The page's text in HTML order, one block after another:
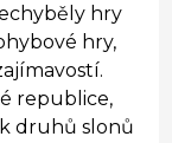
hry
hry,
republice,
druhů slonů